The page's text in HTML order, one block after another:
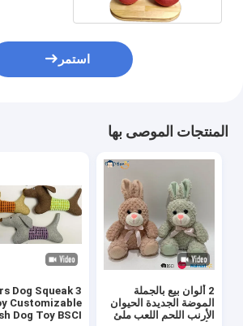
استمر
المنتجات الموصى بها
2 ألوان بيع بالجملة
الموضة الجديدة الحيوان
الأرنب اللحم اللعب ملئ
Dog Squeak
Customizable
Dog Toy BSCI